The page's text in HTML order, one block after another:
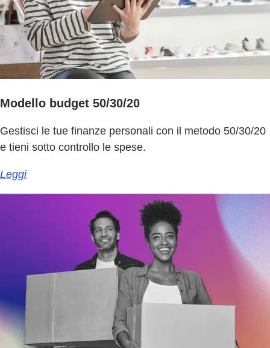
Modello budget 50/30/20
Gestisci le tue finanze personali con il metodo 50/30/20
e tieni sotto controllo le spese.
Leggi